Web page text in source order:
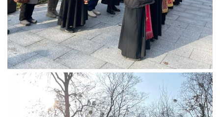
Монастирі
Свято-Покровський монастир оо Василіян
Свято-Івано-Павлівський монастир сестер Згромадження
Св. Йосифа ОПДМ
Монастир сестер милосердя Св. Вінкентія. Дім Милосердя
Монастир Успення Пресвятої Богородиці Сестер Чину
Святого Василія Великого
Комісії